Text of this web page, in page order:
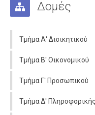
Εκδρομές
Εκπαιδευτικοί
Μεταθέσεις
Δομές
Τμήμα Α' Διοικητικού
Τμήμα Β' Οικονομικού
Τμήμα Γ' Προσωπικού
Τμήμα Δ'